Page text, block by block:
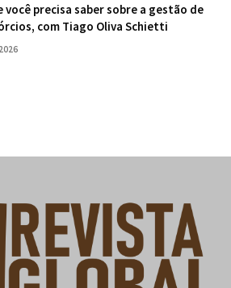
você precisa saber sobre a gestão de
com Tiago Oliva Schietti